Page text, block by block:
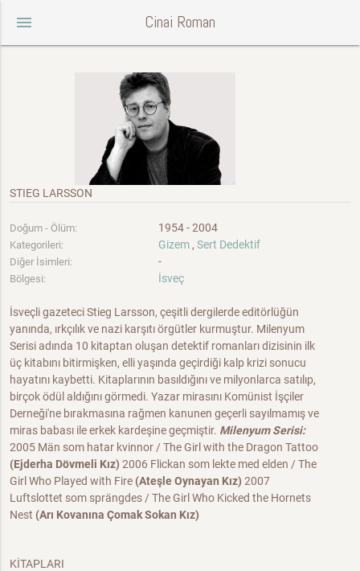
menu Cinai Roman
STIEG LARSSON
Doğum - Ölüm: 1954 - 2004
Kategorileri: Gizem ,Sert Dedektif
Diğer İsimleri: -
Bölgesi: İsveç
İsveçli gazeteci Stieg Larsson, çeşitli dergilerde editörlüğün
yanında, ırkçılık ve nazi karşıtı örgütler kurmuştur. Milenyum
Serisi adında 10 kitaptan oluşan detektif romanları dizisinin ilk
üç kitabını bitirmişken, elli yaşında geçirdiği kalp krizi sonucu
hayatını kaybetti. Kitaplarının basıldığını ve milyonlarca satılıp,
birçok ödül aldığını görmedi. Yazar mirasını Komünist İşçiler
Derneği'ne bırakmasına rağmen kanunen geçerli sayılmamış ve
miras babası ile erkek kardeşine geçmiştir. Milenyum Serisi:
2005 Män som hatar kvinnor / The Girl with the Dragon Tattoo
(Ejderha Dövmeli Kız) 2006 Flickan som lekte med elden / The
Girl Who Played with Fire (Ateşle Oynayan Kız) 2007
Luftslottet som sprängdes / The Girl Who Kicked the Hornets
Nest (Arı Kovanına Çomak Sokan Kız)
KİTAPLARI